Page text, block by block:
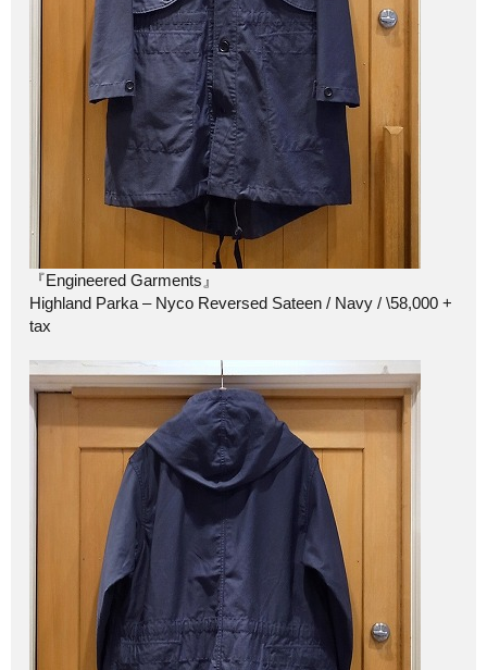
『Engineered Garments』
Highland Parka – Nyco Reversed Sateen / Navy / \58,000 +
tax